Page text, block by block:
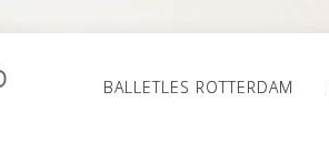
BALLETLES ROTTERDAM